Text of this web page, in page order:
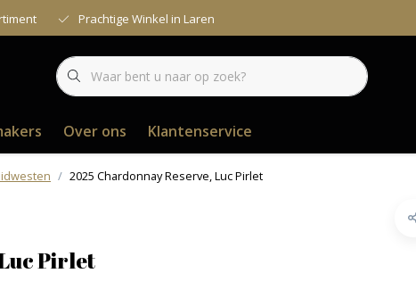
Prachtige Winkel in Laren
Over ons Klantenservice
2025 Chardonnay Reserve, Luc Pirlet
Pirlet